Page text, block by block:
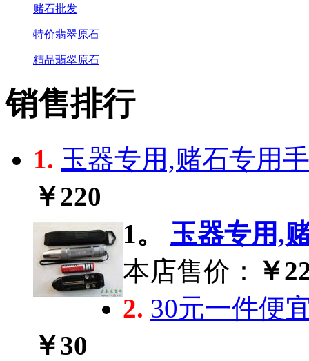
赌石批发
特价翡翠原石
精品翡翠原石
销售排行
1. 玉器专用,赌石专用
￥220
1。
玉器专用,
本店售价：
￥
2. 30元一件便
￥30